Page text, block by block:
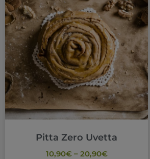
Pitta Zero Uvetta
10,90€ – 20,90€